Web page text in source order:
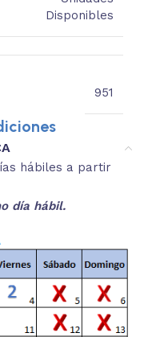
Disponibles
951
hábiles a partir
día hábil.